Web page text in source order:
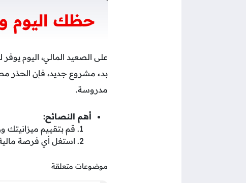
حظك اليوم
على الصعيد المالي، اليوم
بدء مشروع جديد، فإن الحذر
مدروسة.
أهم النصائح:
قم بتقييم ميزانيتك
استغل أي فرصة
موضوعات متعلقة